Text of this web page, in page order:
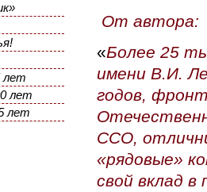
лет
лет
лет
От автора:
«Более 25
имени В.И.
годов,
ССО,
«рядовые»
свой вклад